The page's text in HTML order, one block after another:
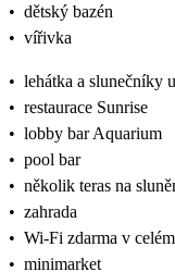
• dětský bazén
• vířivka
• lehátka a slunečníky
• restaurace Sunrise
• lobby bar Aquarium
• pool bar
• několik teras na
• zahrada
• Wi-Fi zdarma v
• minimarket